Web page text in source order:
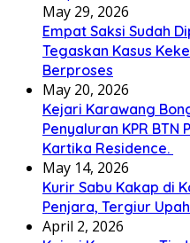
May 29, 2026
Empat Saksi Sudah
Tegaskan Kasus
Berproses
May 20, 2026
Kejari Karawang
Penyaluran KPR BTN
Kartika Residence.
May 14, 2026
Kurir Sabu Kakap di
Penjara, Tergiur
April 2, 2026